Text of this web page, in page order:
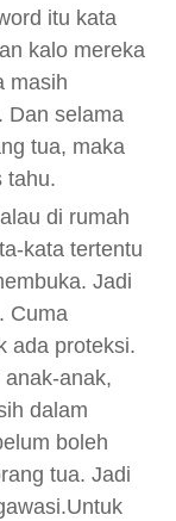
itu kata
kalo mereka
masih
Dan selama
tua, maka
tahu.
di rumah
kata tertentu
Jadi
Cuma
ada proteksi.
anak,
dalam
boleh
tua. Jadi